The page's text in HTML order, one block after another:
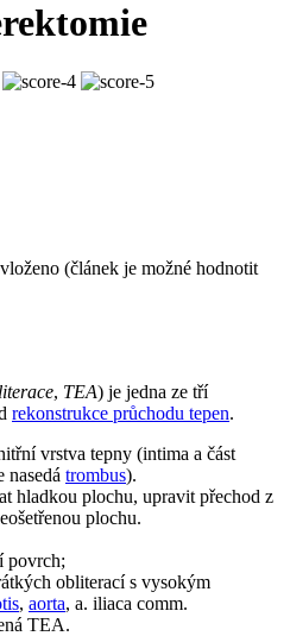
(článek je možné hodnotit
, TEA) je jedna ze tří
rekonstrukce průchodu tepen.
vrstva tepny (intima a část
nasedá trombus).
hladkou plochu, upravit přechod z
plochu.
povrch;
obliterací s vysokým
, aorta, a. iliaca comm.
TEA.